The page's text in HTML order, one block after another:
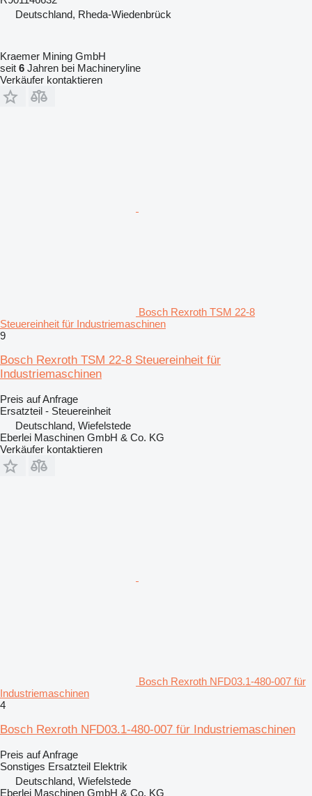
Deutschland, Rheda-Wiedenbrück
Kraemer Mining GmbH
seit 6 Jahren bei Machineryline
Verkäufer kontaktieren
Bosch Rexroth TSM 22-8
Steuereinheit für Industriemaschinen
9
Bosch Rexroth TSM 22-8 Steuereinheit für
Industriemaschinen
Preis auf Anfrage
Ersatzteil - Steuereinheit
Deutschland, Wiefelstede
Eberlei Maschinen GmbH & Co. KG
Verkäufer kontaktieren
Bosch Rexroth NFD03.1-480-007 für
Industriemaschinen
4
Bosch Rexroth NFD03.1-480-007 für Industriemaschinen
Preis auf Anfrage
Sonstiges Ersatzteil Elektrik
Deutschland, Wiefelstede
Eberlei Maschinen GmbH & Co. KG